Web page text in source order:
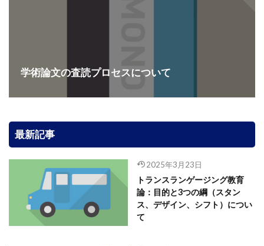
学術論文の査読プロセスについて
最新記事
2025年3月23日
トランスランゲージング教育
論：目的と3つの綱（スタン
ス、デザイン、シフト）につい
て